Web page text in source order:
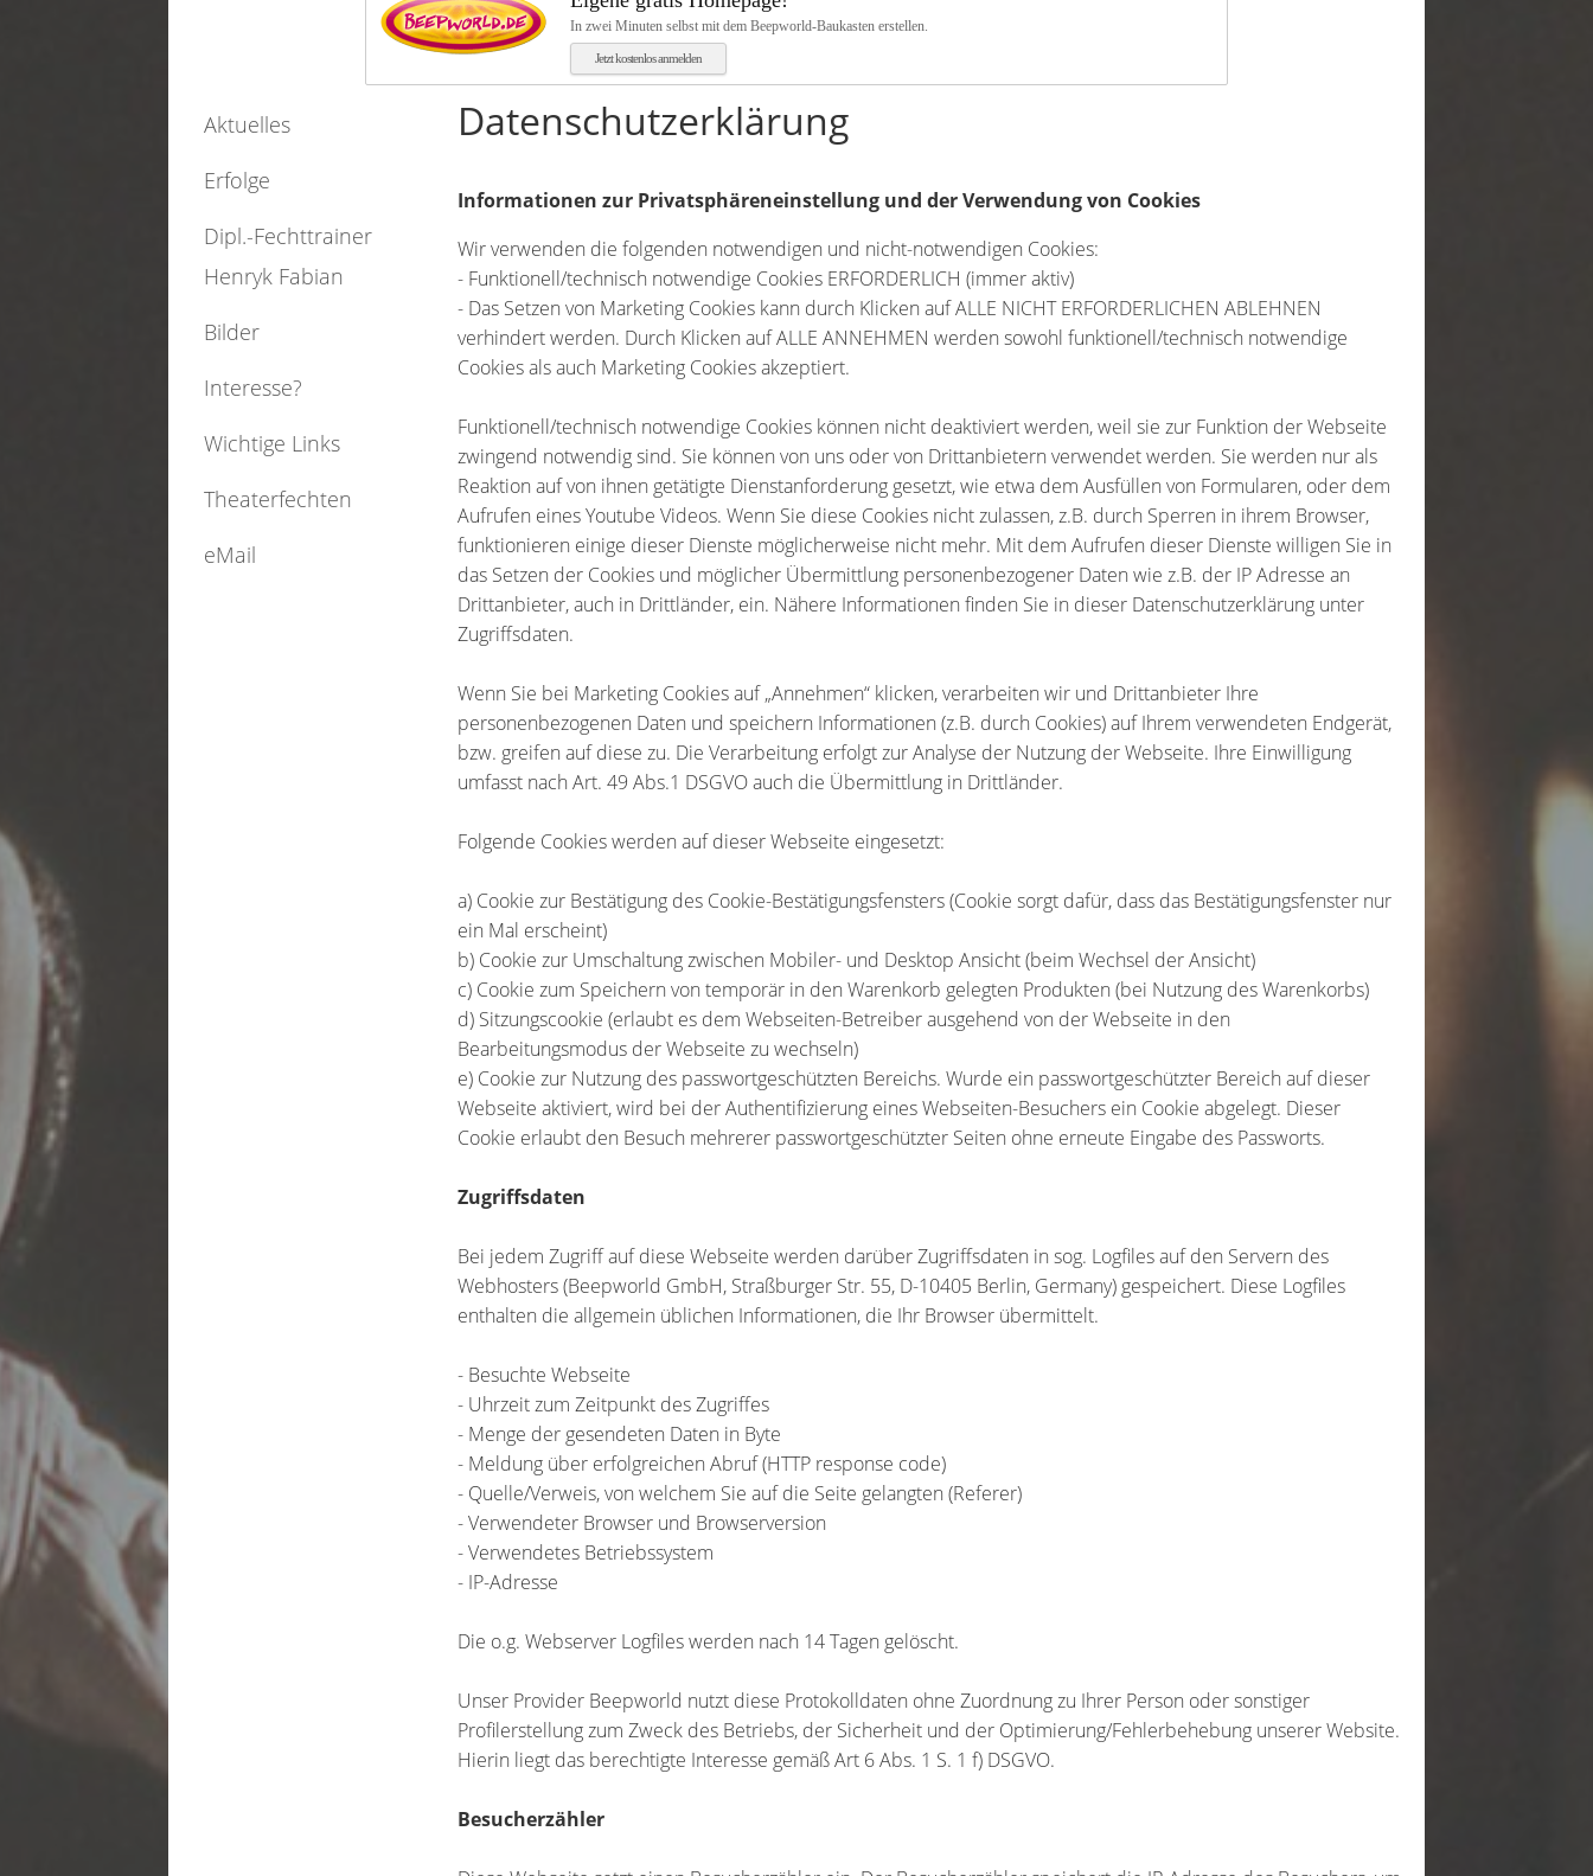
In zwei Minuten selbst mit dem Beepworld-Baukasten erstellen.
Jetzt kostenlos anmelden
Aktuelles
Erfolge
Dipl.-Fechttrainer
Henryk Fabian
Bilder
Interesse?
Wichtige Links
Theaterfechten
eMail
Datenschutzerklärung
Informationen zur Privatsphäreneinstellung und der Verwendung von Cookies
Wir verwenden die folgenden notwendigen und nicht-notwendigen Cookies:
- Funktionell/technisch notwendige Cookies ERFORDERLICH (immer aktiv)
- Das Setzen von Marketing Cookies kann durch Klicken auf ALLE NICHT ERFORDERLICHEN ABLEHNEN
verhindert werden. Durch Klicken auf ALLE ANNEHMEN werden sowohl funktionell/technisch notwendige
Cookies als auch Marketing Cookies akzeptiert.
Funktionell/technisch notwendige Cookies können nicht deaktiviert werden, weil sie zur Funktion der Webseite
zwingend notwendig sind. Sie können von uns oder von Drittanbietern verwendet werden. Sie werden nur als
Reaktion auf von ihnen getätigte Dienstanforderung gesetzt, wie etwa dem Ausfüllen von Formularen, oder dem
Aufrufen eines Youtube Videos. Wenn Sie diese Cookies nicht zulassen, z.B. durch Sperren in ihrem Browser,
funktionieren einige dieser Dienste möglicherweise nicht mehr. Mit dem Aufrufen dieser Dienste willigen Sie in
das Setzen der Cookies und möglicher Übermittlung personenbezogener Daten wie z.B. der IP Adresse an
Drittanbieter, auch in Drittländer, ein. Nähere Informationen finden Sie in dieser Datenschutzerklärung unter
Zugriffsdaten.
Wenn Sie bei Marketing Cookies auf „Annehmen“ klicken, verarbeiten wir und Drittanbieter Ihre
personenbezogenen Daten und speichern Informationen (z.B. durch Cookies) auf Ihrem verwendeten Endgerät,
bzw. greifen auf diese zu. Die Verarbeitung erfolgt zur Analyse der Nutzung der Webseite. Ihre Einwilligung
umfasst nach Art. 49 Abs.1 DSGVO auch die Übermittlung in Drittländer.
Folgende Cookies werden auf dieser Webseite eingesetzt:
a) Cookie zur Bestätigung des Cookie-Bestätigungsfensters (Cookie sorgt dafür, dass das Bestätigungsfenster nur
ein Mal erscheint)
b) Cookie zur Umschaltung zwischen Mobiler- und Desktop Ansicht (beim Wechsel der Ansicht)
c) Cookie zum Speichern von temporär in den Warenkorb gelegten Produkten (bei Nutzung des Warenkorbs)
d) Sitzungscookie (erlaubt es dem Webseiten-Betreiber ausgehend von der Webseite in den
Bearbeitungsmodus der Webseite zu wechseln)
e) Cookie zur Nutzung des passwortgeschützten Bereichs. Wurde ein passwortgeschützter Bereich auf dieser
Webseite aktiviert, wird bei der Authentifizierung eines Webseiten-Besuchers ein Cookie abgelegt. Dieser
Cookie erlaubt den Besuch mehrerer passwortgeschützter Seiten ohne erneute Eingabe des Passworts.
Zugriffsdaten
Bei jedem Zugriff auf diese Webseite werden darüber Zugriffsdaten in sog. Logfiles auf den Servern des
Webhosters (Beepworld GmbH, Straßburger Str. 55, D-10405 Berlin, Germany) gespeichert. Diese Logfiles
enthalten die allgemein üblichen Informationen, die Ihr Browser übermittelt.
- Besuchte Webseite
- Uhrzeit zum Zeitpunkt des Zugriffes
- Menge der gesendeten Daten in Byte
- Meldung über erfolgreichen Abruf (HTTP response code)
- Quelle/Verweis, von welchem Sie auf die Seite gelangten (Referer)
- Verwendeter Browser und Browserversion
- Verwendetes Betriebssystem
- IP-Adresse
Die o.g. Webserver Logfiles werden nach 14 Tagen gelöscht.
Unser Provider Beepworld nutzt diese Protokolldaten ohne Zuordnung zu Ihrer Person oder sonstiger
Profilerstellung zum Zweck des Betriebs, der Sicherheit und der Optimierung/Fehlerbehebung unserer Website.
Hierin liegt das berechtigte Interesse gemäß Art 6 Abs. 1 S. 1 f) DSGVO.
Besucherzähler